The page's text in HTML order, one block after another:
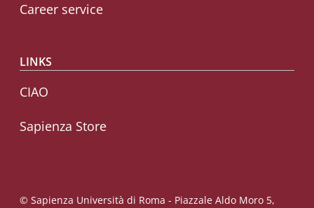
Career service
LINKS
CIAO
Sapienza Store
© Sapienza Università di Roma - Piazzale Aldo Moro 5,